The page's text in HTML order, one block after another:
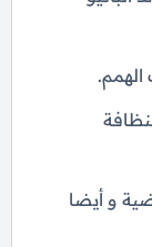
و أيضا